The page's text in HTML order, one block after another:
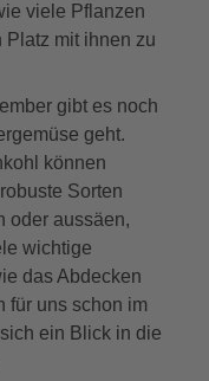
viele Pflanzen
Platz mit ihnen zu
gibt es noch
geht.
können
Sorten
oder aussäen,
wichtige
das Abdecken
für uns schon im
ein Blick in die